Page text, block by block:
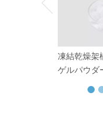
凍結乾燥架
ゲルパウダ